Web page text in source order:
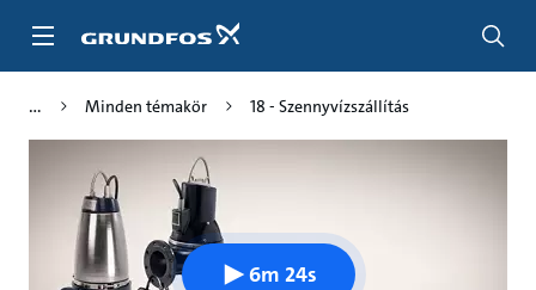
átugrása
Minden témakör 18 - Szennyvízszállítás
6m 24s